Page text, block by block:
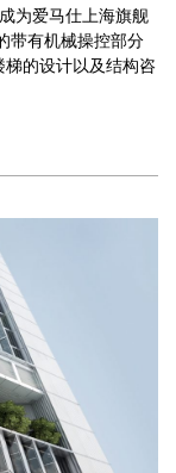
为爱马仕上海旗舰
带有机械操控部分
的设计以及结构咨